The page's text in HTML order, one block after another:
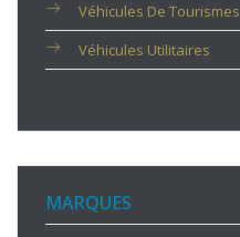
Véhicules De Tourismes
Véhicules Utilitaires
MARQUES